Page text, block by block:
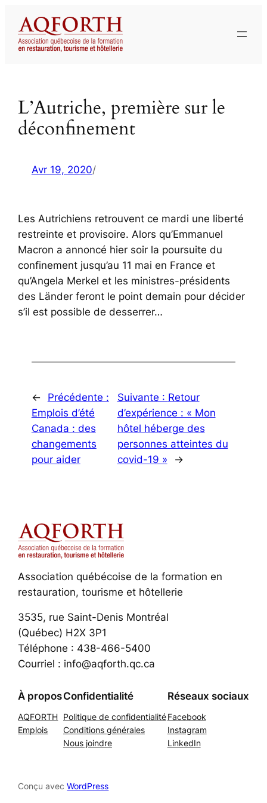
contenu
L’Autriche, première sur le
déconfinement
Avr 19, 2020/
Les Autrichiens retrouvent ce mardi une liberté
restreinte et provisoire. Alors qu’Emmanuel
Macron a annoncé hier soir la poursuite du
confinement jusqu’au 11 mai en France et
qu’Angela Merkel et les ministres-présidents
des Länder feront le point demain pour décider
s’il est possible de desserrer…
←
Précédente :
Emplois d’été
Canada : des
changements
pour aider
Suivante : Retour
d’expérience : « Mon
hôtel héberge des
personnes atteintes du
covid-19 »
→
Association québécoise de la formation en
restauration, tourisme et hôtellerie
3535, rue Saint-Denis Montréal
(Québec) H2X 3P1
Téléphone : 438-466-5400
Courriel : info@aqforth.qc.ca
À propos
AQFORTH
Emplois
Confidentialité
Politique de confidentialité
Conditions générales
Nous joindre
Réseaux sociaux
Facebook
Instagram
LinkedIn
Conçu avecWordPress